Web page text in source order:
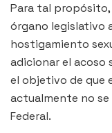
Para tal
órgano legislativo
hostigamiento
adicionar el acoso
el objetivo de que
actualmente no se
Federal.